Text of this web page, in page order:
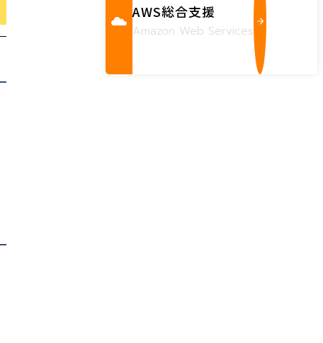
AWS総合支援
Amazon Web Services